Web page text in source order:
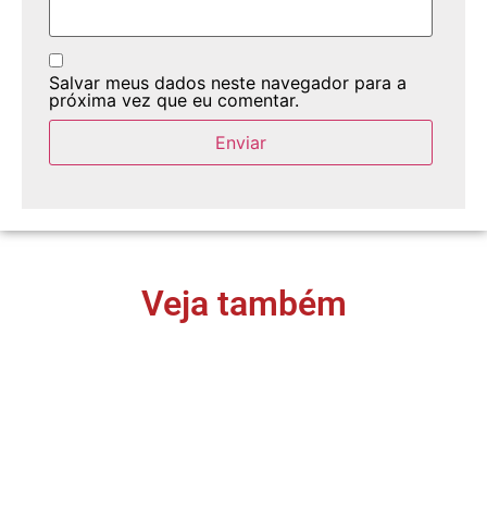
Salvar meus dados neste navegador para a
próxima vez que eu comentar.
Veja também